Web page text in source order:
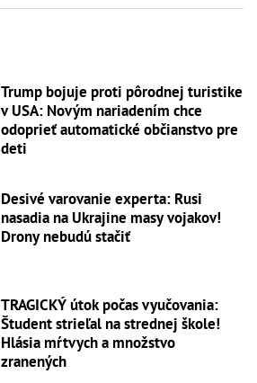
Trump bojuje proti pôrodnej turistike
v USA: Novým nariadením chce
odoprieť automatické občianstvo pre
deti
Desivé varovanie experta: Rusi
nasadia na Ukrajine masy vojakov!
Drony nebudú stačiť
TRAGICKÝ útok počas vyučovania:
Študent strieľal na strednej škole!
Hlásia mŕtvych a množstvo
zranených